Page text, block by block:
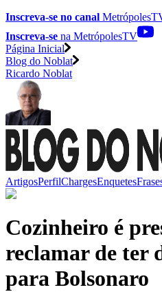
Inscreva-se no canal
Inscreva-se na MetrópolesTV
Página Inicial
Blog do Noblat
Ricardo Noblat
ArtigosPerfilChargesEnquetes
Cozinheiro é
reclamar de ter
para Bolsonaro